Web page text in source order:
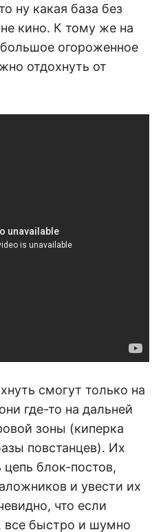
ну какая база без
кино. К тому же на
огороженное
отдохнуть от
смогут только на
где-то на дальней
зоны (киперка
повстанцев). Их
цепь блок-постов,
и увести их
что если
все быстро и шумно